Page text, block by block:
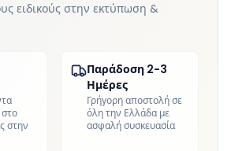
ειδικούς στην εκτύπωση &
στην
Παράδοση 2-3
Ημέρες
Γρήγορη αποστολή σε
όλη την Ελλάδα με
ασφαλή συσκευασία